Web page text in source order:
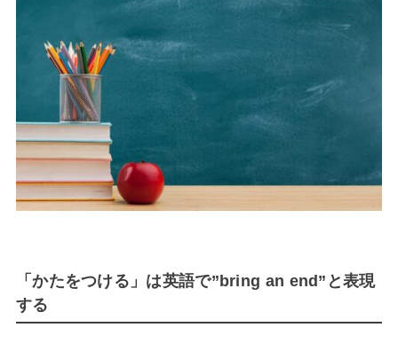
「かたをつける」は英語で”bring an end”と表現
する